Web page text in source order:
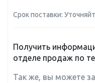
Срок поставки:
Получить
отделе продаж по
Так же, вы можете